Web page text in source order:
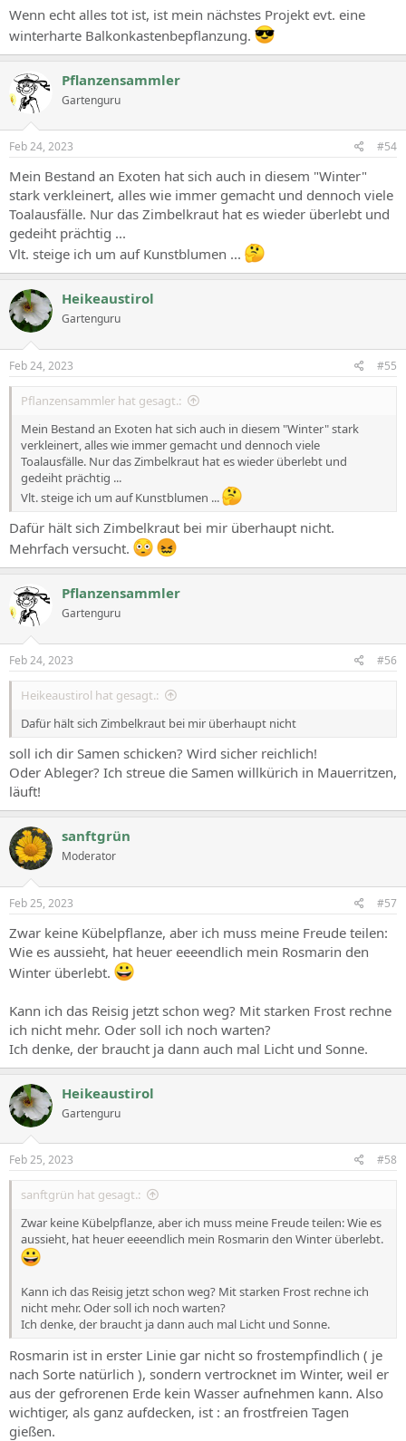
Wenn echt alles tot ist, ist mein nächstes Projekt evt. eine
winterharte Balkonkastenbepflanzung.
Pflanzensammler
Gartenguru
Feb 24, 2023 #54
Mein Bestand an Exoten hat sich auch in diesem "Winter"
stark verkleinert, alles wie immer gemacht und dennoch viele
Toalausfälle. Nur das Zimbelkraut hat es wieder überlebt und
gedeiht prächtig ...
Vlt. steige ich um auf Kunstblumen ...
Heikeaustirol
Gartenguru
Feb 24, 2023 #55
Pflanzensammler hat gesagt.:
Mein Bestand an Exoten hat sich auch in diesem "Winter" stark
verkleinert, alles wie immer gemacht und dennoch viele
Toalausfälle. Nur das Zimbelkraut hat es wieder überlebt und
gedeiht prächtig ...
Vlt. steige ich um auf Kunstblumen ...
Dafür hält sich Zimbelkraut bei mir überhaupt nicht.
Mehrfach versucht.
Pflanzensammler
Gartenguru
Feb 24, 2023 #56
Heikeaustirol hat gesagt.:
Dafür hält sich Zimbelkraut bei mir überhaupt nicht
soll ich dir Samen schicken? Wird sicher reichlich!
Oder Ableger? Ich streue die Samen willkürich in Mauerritzen,
läuft!
sanftgrün
Moderator
Feb 25, 2023 #57
Zwar keine Kübelpflanze, aber ich muss meine Freude teilen:
Wie es aussieht, hat heuer eeeendlich mein Rosmarin den
Winter überlebt.
Kann ich das Reisig jetzt schon weg? Mit starken Frost rechne
ich nicht mehr. Oder soll ich noch warten?
Ich denke, der braucht ja dann auch mal Licht und Sonne.
Heikeaustirol
Gartenguru
Feb 25, 2023 #58
sanftgrün hat gesagt.:
Zwar keine Kübelpflanze, aber ich muss meine Freude teilen: Wie es
aussieht, hat heuer eeeendlich mein Rosmarin den Winter überlebt.
Kann ich das Reisig jetzt schon weg? Mit starken Frost rechne ich
nicht mehr. Oder soll ich noch warten?
Ich denke, der braucht ja dann auch mal Licht und Sonne.
Rosmarin ist in erster Linie gar nicht so frostempfindlich ( je
nach Sorte natürlich ), sondern vertrocknet im Winter, weil er
aus der gefrorenen Erde kein Wasser aufnehmen kann. Also
wichtiger, als ganz aufdecken, ist : an frostfreien Tagen
gießen.